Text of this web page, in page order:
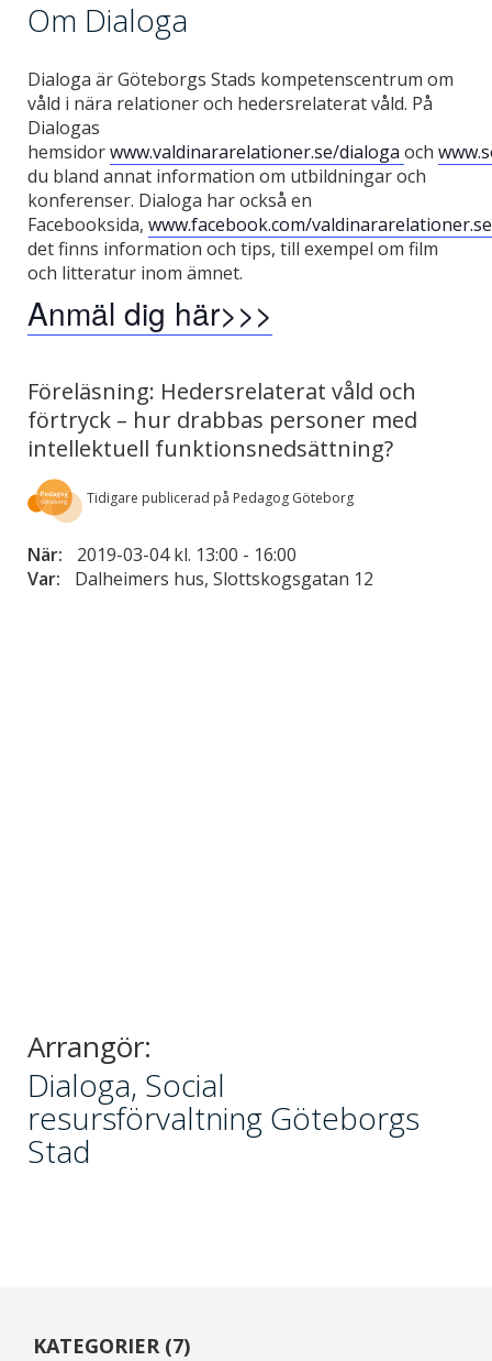
Om Dialoga
Dialoga är Göteborgs Stads kompetenscentrum om
våld i nära relationer och hedersrelaterat våld. På
Dialogas
hemsidorwww.valdinararelationer.se/dialoga och
du bland annat information om utbildningar och
konferenser. Dialoga har också en
Facebooksida, www.facebook.com/
det finns information och tips, till exempel om film
och litteratur inom ämnet.
Anmäl dig här>>>
Föreläsning: Hedersrelaterat våld och
förtryck – hur drabbas personer med
intellektuell funktionsnedsättning?
Tidigare publicerad på Pedagog Göteborg
När: 2019-03-04 kl. 13:00 - 16:00
Var:
Dalheimers hus, Slottskogsgatan 12
Arrangör:
Dialoga, Social
resursförvaltning Göteborgs
Stad
KATEGORIER (7)